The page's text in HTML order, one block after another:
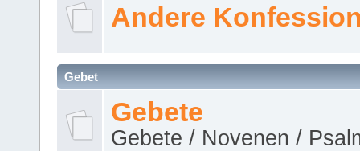
Andere
Gebet
Gebete
Gebete / Novenen /